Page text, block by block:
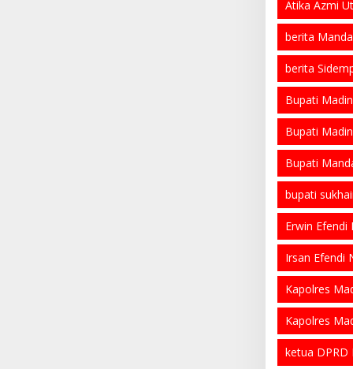
Atika Azmi
berita
berita
Bupati
Bupati
Bupati
bupati
Erwin Efendi
Irsan Efendi
Kapolres
Kapolres
ketua DPRD